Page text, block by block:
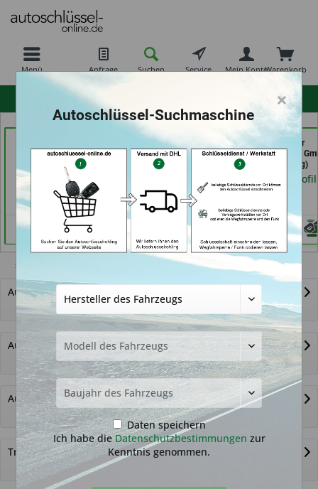
Menü Anfrage Suchen Service Warenkorb
Mein Konto
(in Rot am See)
Händlerprofil
Carkeys Augsburg &
ECU Service
Mobilservice (in
Händlerprofil
Freiburger
Schlüsseldienst
(in Freiburg)
Händlerprofil
Sebring
Autoschlüssel mit Funk
Autoschlüssel ohne Funk
Autoschlüsselgehäuse und Zubehör
Transponder
×
Autoschlüssel-Suchmaschine
Daten speichern
Ich habe dieDatenschutzbestimmungen zur
Kenntnis genommen.